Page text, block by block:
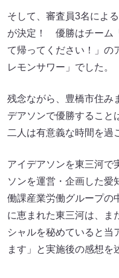
そして、審査員3名によ
が決定！ 優勝はチーム
て帰ってください！」の
レモンサワー」でした。
残念ながら、豊橋市住み
デアソンで優勝すること
二人は有意義な時間を過
アイデアソンを東三河で
ソンを運営・企画した愛
働課産業労働グループの
に恵まれた東三河は、ま
シャルを秘めていると当
ます」と実施後の感想を